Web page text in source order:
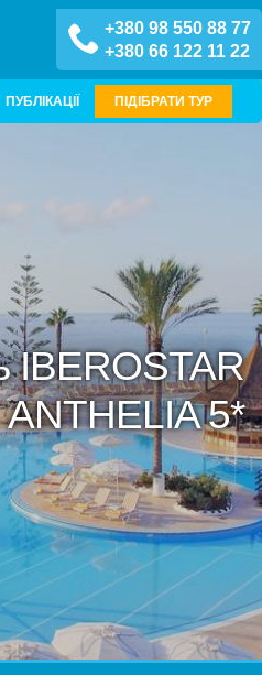
+380 98 550 88 77
+380 66 122 11 22
ПУБЛІКАЦІЇ ПІДІБРАТИ ТУР
IBEROSTAR
ANTHELIA 5*